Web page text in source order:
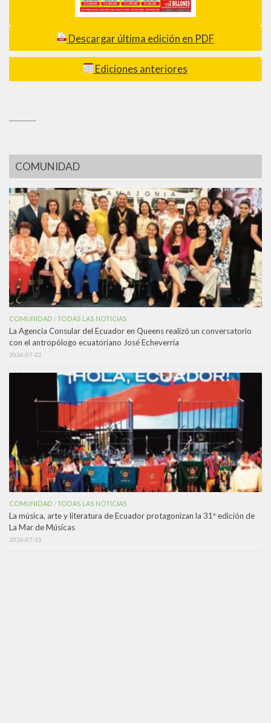
Descargar última edición en PDF
Ediciones anteriores
COMUNIDAD
COMUNIDAD /TODAS LAS NOTICIAS
La Agencia Consular del Ecuador en Queens realizó un conversatorio
con el antropólogo ecuatoriano José Echeverría
2026-07-22
COMUNIDAD /TODAS LAS NOTICIAS
La música, arte y literatura de Ecuador protagonizan la 31ª edición de
La Mar de Músicas
2026-07-15